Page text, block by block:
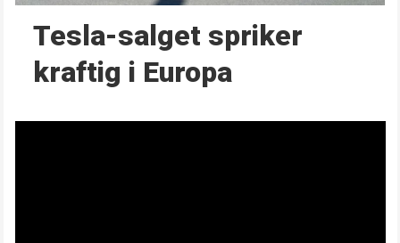
Tesla-salget spriker
kraftig i Europa